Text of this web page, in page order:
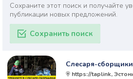
Сохраните этот поиск и получайте
публикации новых предложений.
Сохранить поиск
Слесаря-
https://taplink,